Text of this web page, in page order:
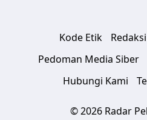
Kode Etik Redaksi
Pedoman Media Siber
Hubungi Kami
© 2026 Radar